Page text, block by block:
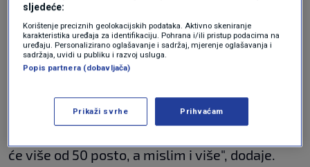
" Uspostavili smo administraciju koja će im
omogućiti da odu, ali problem za nas se svodi
na jednu stvar: trebamo zemlje koje su ih
spremne prihvatiti. To je ono na čemu sada
radimo."
će više od 50 posto, a mislim i više", dodaje.
sljedeće:
Korištenje preciznih geolokacijskih podataka. Aktivno skeniranje
karakteristika uređaja za identifikaciju. Pohrana i/ili pristup podacima na
uređaju. Personalizirano oglašavanje i sadržaj, mjerenje oglašavanja i
sadržaja, uvidi u publiku i razvoj usluga.
Popis partnera (dobavljača)
Prikaži svrhe Prihvaćam